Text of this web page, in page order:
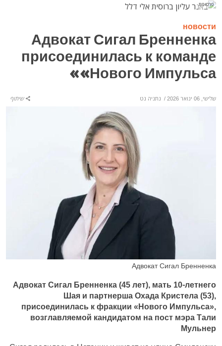
פרסומת
новости
Адвокат Сигал Бренненка
присоединилась к команде
«Нового Импульса»
שלישי, 06 ינואר 2026 / נתניה נט שיתוף
Адвокат Сигал Бренненка
Адвокат Сигал Бренненка (45 лет), мать 10-летнего
Шая и партнерша Охада Кристела (53),
присоединилась к фракции «Нового Импульса»,
возглавляемой кандидатом на пост мэра Тали
Мульнер